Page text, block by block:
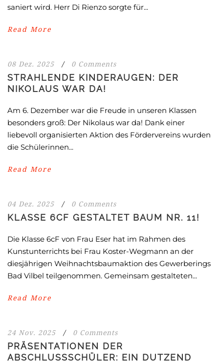
saniert wird. Herr Di Rienzo sorgte für...
Read More
08 Dez. 2025 / 0 Comments
STRAHLENDE KINDERAUGEN: DER
NIKOLAUS WAR DA!
Am 6. Dezember war die Freude in unseren Klassen
besonders groß: Der Nikolaus war da! Dank einer
liebevoll organisierten Aktion des Fördervereins wurden
die Schülerinnen...
Read More
04 Dez. 2025 / 0 Comments
KLASSE 6CF GESTALTET BAUM NR. 11!
Die Klasse 6cF von Frau Eser hat im Rahmen des
Kunstunterrichts bei Frau Koster-Wegmann an der
diesjährigen Weihnachtsbaumaktion des Gewerberings
Bad Vilbel teilgenommen. Gemeinsam gestalteten...
Read More
24 Nov. 2025 / 0 Comments
PRÄSENTATIONEN DER
ABSCHLUSSSCHÜLER: EIN DUTZEND